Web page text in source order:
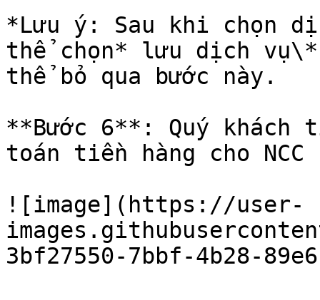
*Lưu ý: Sau khi chọn
thể chọn* lưu dịch vụ\*
thể bỏ qua bước này.
**Bước 6**: Quý khách
toán tiền hàng cho
![image](https://user-